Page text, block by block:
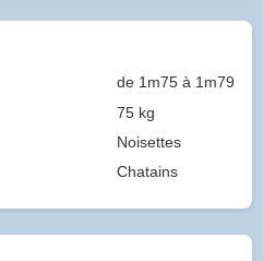
de 1m75 à 1m79
75 kg
Noisettes
Chatains